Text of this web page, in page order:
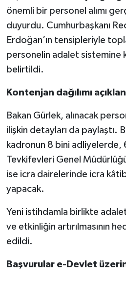
önemli bir personel alımı
duyurdu. Cumhurbaşkanı
Erdoğan’ın tensipleriyle
personelin adalet sistemine
belirtildi.
Kontenjan dağılımı
Bakan Gürlek, alınacak
ilişkin detayları da paylaştı.
kadronun 8 bini adliyelerde,
Tevkifevleri Genel
ise icra dairelerinde icra
yapacak.
Yeni istihdamla birlikte
ve etkinliğin artırılmasının
edildi.
Başvurular e-Devlet
YEDİSU